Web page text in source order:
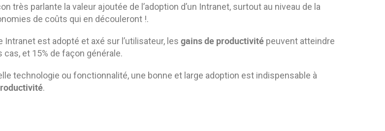
très parlante la valeur ajoutée de l’adoption d’un Intranet, surtout au niveau de la
de coûts qui en découleront !.
Intranet est adopté et axé sur l’utilisateur, les gains de productivitépeuvent atteindre
cas, et 15% de façon générale.
technologie ou fonctionnalité, une bonne et large adoption est indispensable à
.